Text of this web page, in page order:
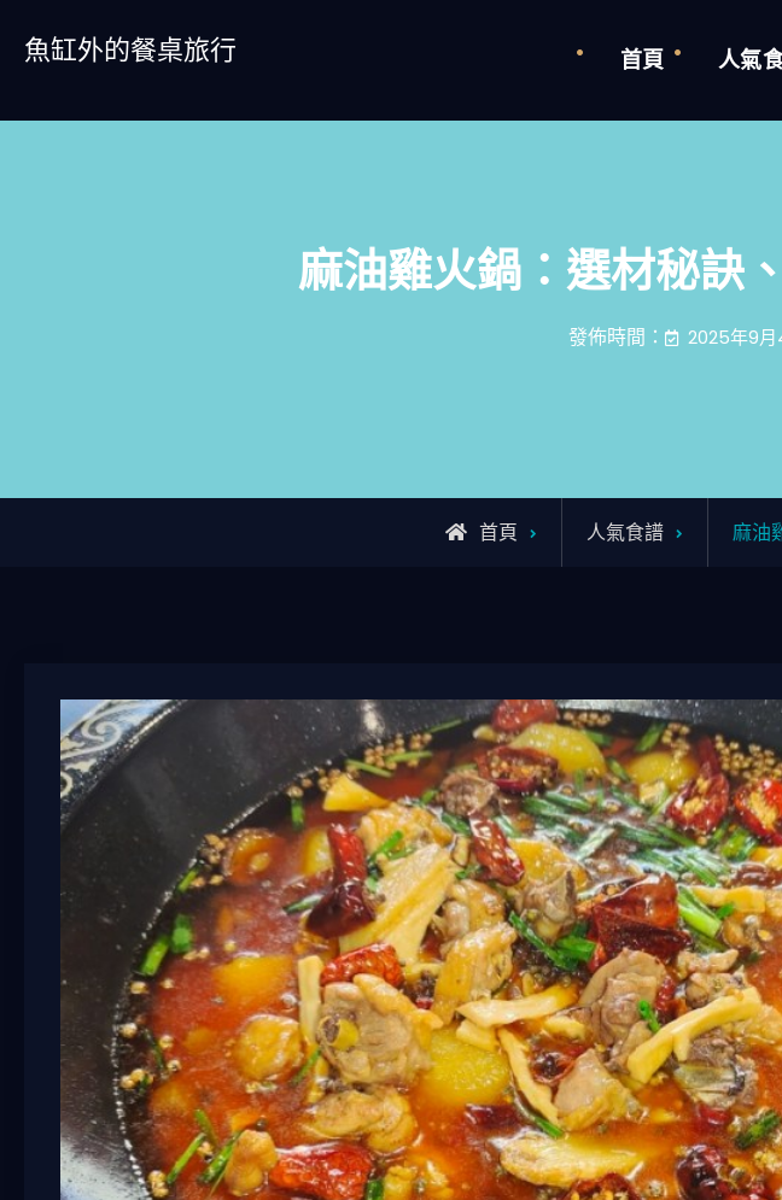
魚缸外的餐桌旅行 首頁 人氣
麻油雞火鍋：選材秘訣
發佈時間： 2025年9月
首頁 人氣食譜 麻油